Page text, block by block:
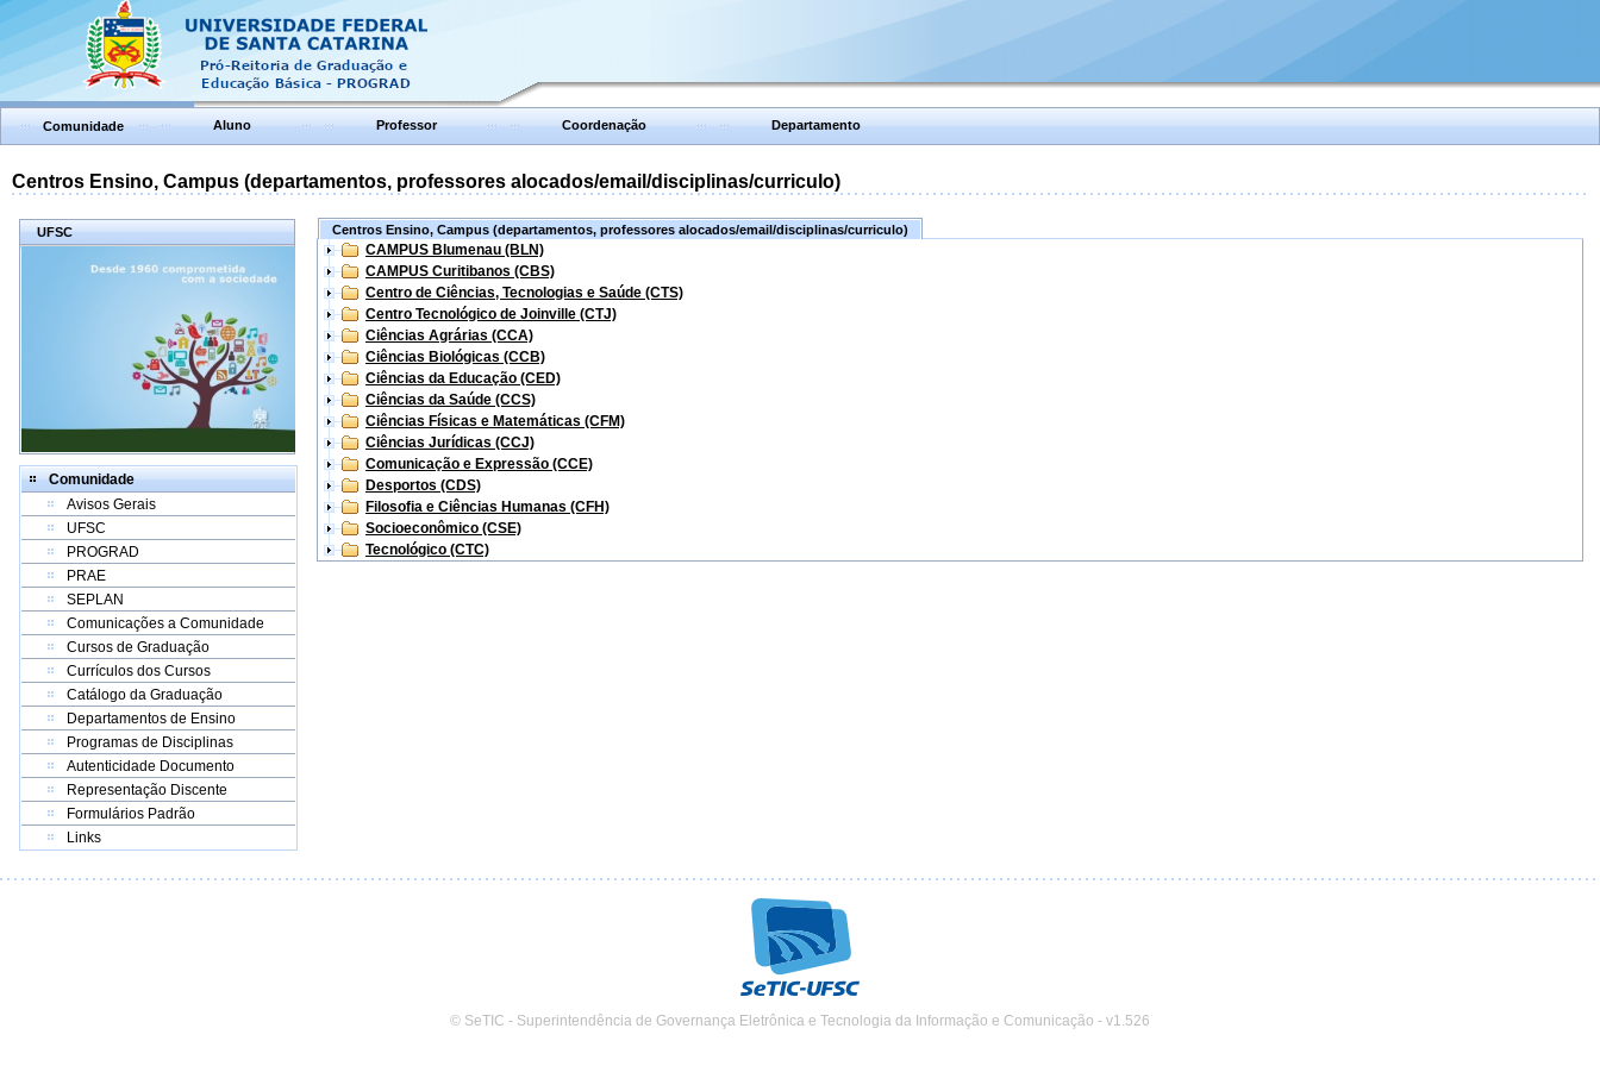
Comunidade Aluno Professor Coordenação Departamento
Centros Ensino, Campus (departamentos, professores alocados/email/disciplinas/curriculo)
UFSC
Comunidade
Avisos Gerais
UFSC
PROGRAD
PRAE
SEPLAN
Comunicações a Comunidade
Cursos de Graduação
Currículos dos Cursos
Catálogo da Graduação
Departamentos de Ensino
Programas de Disciplinas
Autenticidade Documento
Representação Discente
Formulários Padrão
Links
Centros Ensino, Campus (departamentos, professores alocados/email/disciplinas/curriculo)
CAMPUS Blumenau (BLN)
CAMPUS Curitibanos (CBS)
Centro de Ciências, Tecnologias e Saúde (CTS)
Centro Tecnológico de Joinville (CTJ)
Ciências Agrárias (CCA)
Ciências Biológicas (CCB)
Ciências da Educação (CED)
Ciências da Saúde (CCS)
Ciências Físicas e Matemáticas (CFM)
Ciências Jurídicas (CCJ)
Comunicação e Expressão (CCE)
Desportos (CDS)
Filosofia e Ciências Humanas (CFH)
Socioeconômico (CSE)
Tecnológico (CTC)
© SeTIC - Superintendência de Governança Eletrônica e Tecnologia da Informação e Comunicação - v1.526